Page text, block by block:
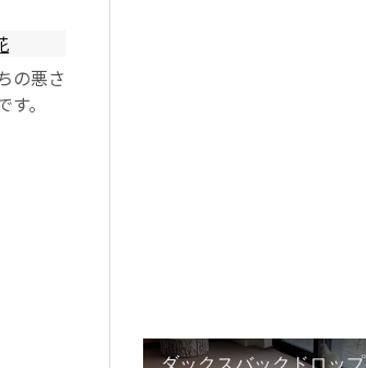
の悪さ
。
グラ